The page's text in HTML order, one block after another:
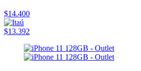
$14.400
$13.392